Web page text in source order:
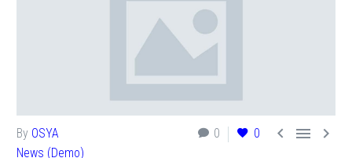
0 0   
By OSYA
News (Demo)